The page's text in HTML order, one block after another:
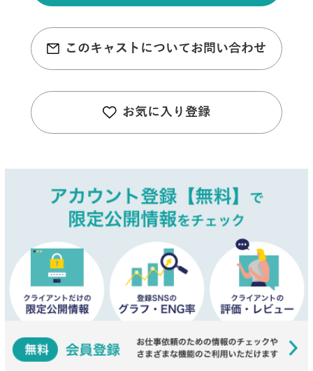
このキャストについてお問い合わせ
お気に入り登録